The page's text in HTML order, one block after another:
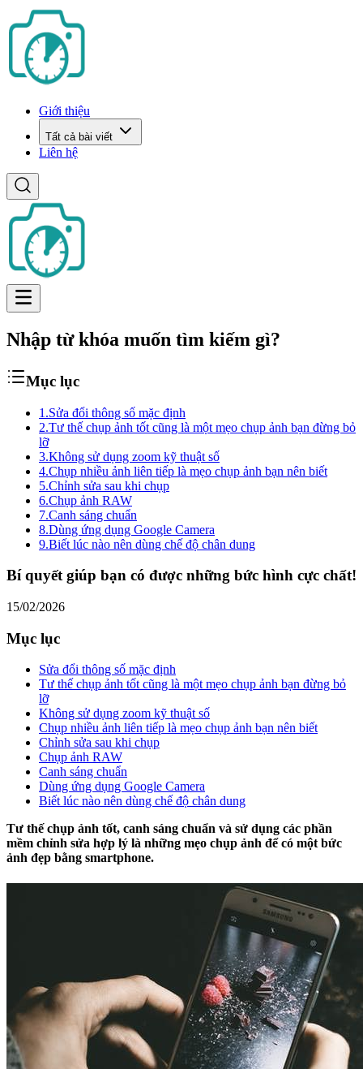
Giới thiệu
Tất cả bài viết
Liên hệ
Nhập từ khóa muốn tìm kiếm gì?
Mục lục
1.Sửa đổi thông số mặc định
2.Tư thế chụp ảnh tốt cũng là một mẹo chụp ảnh bạn đừng bỏ
lỡ
3.Không sử dụng zoom kỹ thuật số
4.Chụp nhiều ảnh liên tiếp là mẹo chụp ảnh bạn nên biết
5.Chỉnh sửa sau khi chụp
6.Chụp ảnh RAW
7.Canh sáng chuẩn
8.Dùng ứng dụng Google Camera
9.Biết lúc nào nên dùng chế độ chân dung
Bí quyết giúp bạn có được những bức hình cực chất!
15/02/2026
Mục lục
Sửa đổi thông số mặc định
Tư thế chụp ảnh tốt cũng là một mẹo chụp ảnh bạn đừng bỏ
lỡ
Không sử dụng zoom kỹ thuật số
Chụp nhiều ảnh liên tiếp là mẹo chụp ảnh bạn nên biết
Chỉnh sửa sau khi chụp
Chụp ảnh RAW
Canh sáng chuẩn
Dùng ứng dụng Google Camera
Biết lúc nào nên dùng chế độ chân dung
Tư thế chụp ảnh tốt, canh sáng chuẩn và sử dụng các phần
mềm chỉnh sửa hợp lý là những mẹo chụp ảnh để có một bức
ảnh đẹp bằng smartphone.